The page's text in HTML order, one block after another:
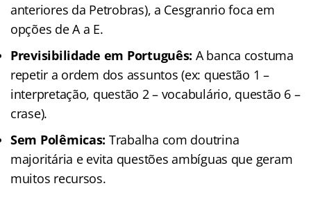
anteriores da Petrobras), a Cesgranrio foca em
opções de A a E.
Previsibilidade em Português: A banca costuma
repetir a ordem dos assuntos (ex: questão 1 –
interpretação, questão 2 – vocabulário, questão 6 –
crase).
Sem Polêmicas: Trabalha com doutrina
majoritária e evita questões ambíguas que geram
muitos recursos.